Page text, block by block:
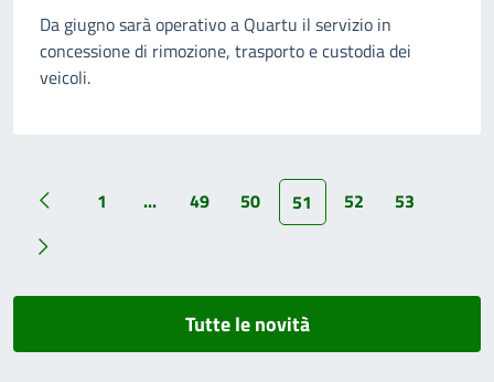
Da giugno sarà operativo a Quartu il servizio in
concessione di rimozione, trasporto e custodia dei
veicoli.
1 ... 49 50 51 52 53
Tutte le novità